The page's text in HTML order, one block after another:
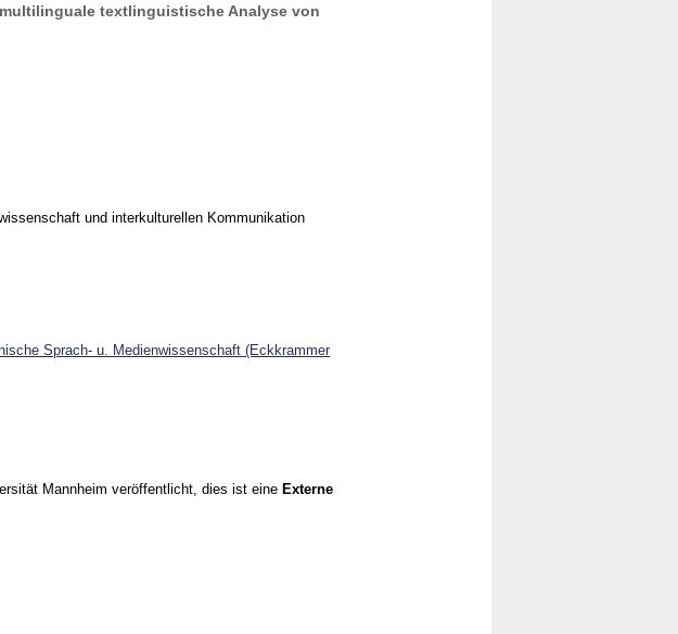
textlinguistische Analyse von
und interkulturellen Kommunikation
Sprach- u. Medienwissenschaft (Eckkrammer
Mannheim veröffentlicht, dies ist eine Externe